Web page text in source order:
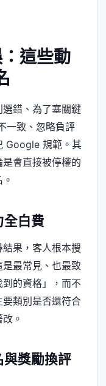
這些動
錯、為了塞關鍵
一致、忽略負評
Google 規範。其
會直接被停權的
全白費
果，客人根本搜
最常見、也最致
的資格」，而不
類別是否還符合
。
與獎勵換評